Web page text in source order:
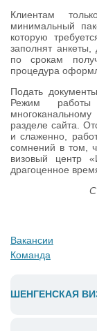
Клиентам
минимальный
которую
заполнят анкеты,
по срокам
процедура
Подать
Режим
разделе сайта.
и слаженно,
сомнений в том,
визовый центр
драгоценное
С
Вакансии
Команда
ШЕНГЕНСКАЯ